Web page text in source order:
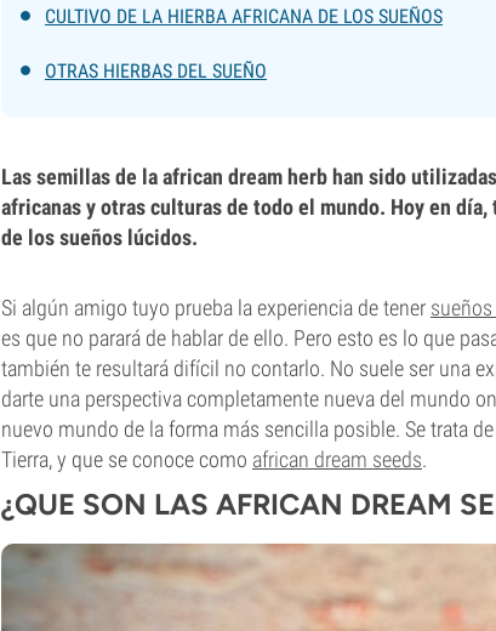
CULTIVO DE LA HIERBA AFRICANA DE LOS SUEÑOS
OTRAS HIERBAS DEL SUEÑO
Las semillas de la african dream herb han sido
africanas y otras culturas de todo el mundo. Hoy en
de los sueños lúcidos.
Si algún amigo tuyo prueba la experiencia de tener
es que no parará de hablar de ello. Pero esto es lo que
también te resultará difícil no contarlo. No suele ser una
darte una perspectiva completamente nueva del mundo
nuevo mundo de la forma más sencilla posible. Se trata
Tierra, y que se conoce como african dream seeds.
¿QUE SON LAS AFRICAN DREAM